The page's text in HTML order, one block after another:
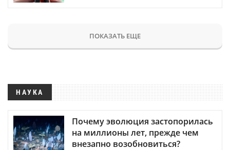
ПОКАЗАТЬ ЕЩЕ
НАУКА
Почему эволюция застопорилась
на миллионы лет, прежде чем
внезапно возобновиться?